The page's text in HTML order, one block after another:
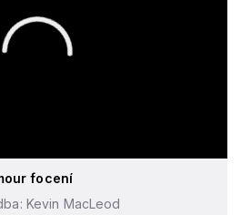
focení
Kevin MacLeod